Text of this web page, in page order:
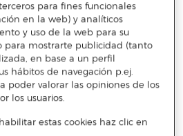
para fines funcionales
en la web) y analíticos
y uso de la web para su
para mostrarte publicidad (tanto
en base a un perfil
hábitos de navegación p.ej.
poder valorar las opiniones de los
los usuarios.
estas cookies haz clic en